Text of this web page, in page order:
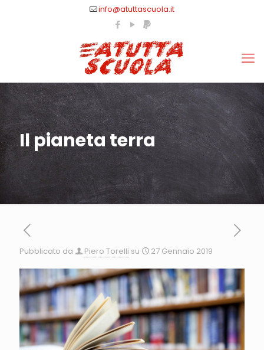
info@atuttascuola.it
Il pianeta terra
Pubblicato da Piero Torelli su 27 Gennaio 2019